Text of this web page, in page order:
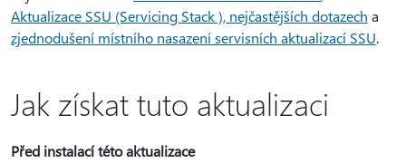
Aktualizace SSU (Servicing Stack ), nejčastějších dotazech a
zjednodušení místního nasazení servisních aktualizací SSU.
Jak získat tuto aktualizaci
Před instalací této aktualizace